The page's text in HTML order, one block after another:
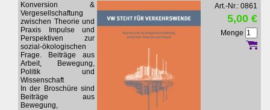
Konversion &
Vergesellschaftung
zwischen Theorie und
Praxis Impulse und
Perspektiven zur
sozial-ökologischen
Frage. Beiträge aus
Arbeit, Bewegung,
Politik und
Wissenschaft
In der Broschüre sind
Beiträge aus
Bewegung,
Art.-Nr.: 0861
5,00 €
Menge